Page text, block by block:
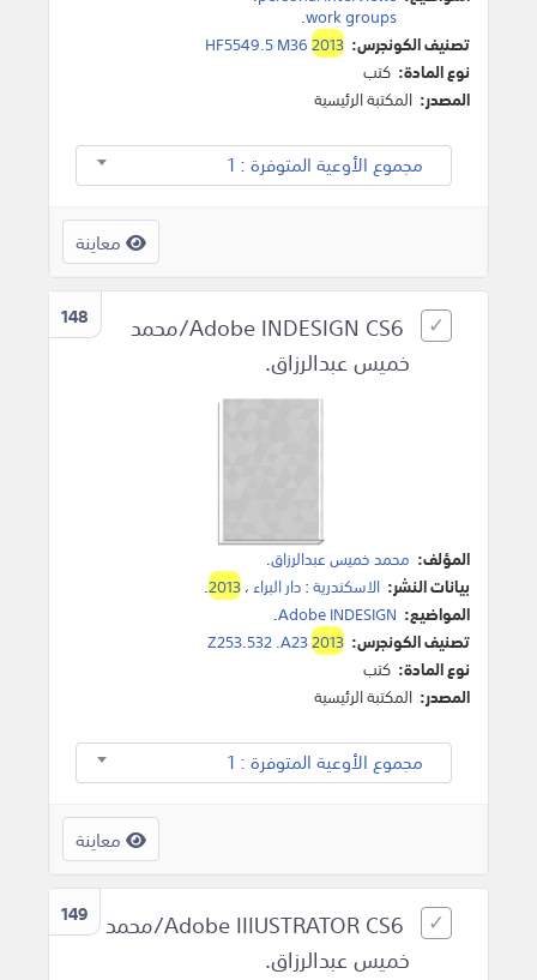
work groups
.
تصنيف الكونجرس:
HF5549.5 M362013
نوع المادة: كتب
المصدر: المكتبة الرئيسية
مجموع الأوعية المتوفرة : 1
معاينة
148
Adobe INDESIGN CS6/محمد
خميس عبدالرزاق.
المؤلف: محمد خميس عبدالرزاق.
بيانات النشر: الاسكندرية:دار البراء،2013
.
المواضيع: Adobe INDESIGN
.
تصنيف الكونجرس:
Z253.532 .A232013
نوع المادة: كتب
المصدر: المكتبة الرئيسية
مجموع الأوعية المتوفرة : 1
معاينة
149 Adobe IIIUSTRATOR CS6/محمد
خميس عبدالرزاق.